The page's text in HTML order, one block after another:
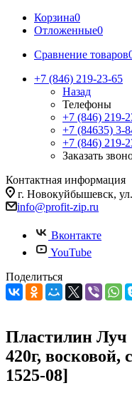
Корзина0
Отложенные0
Сравнение товаров
+7 (846) 219-23-65
Назад
Телефоны
+7 (846) 219-
+7 (84635) 3-
+7 (846) 219-
Заказать
Контактная информация
г. Новокуйбышевск,
info@profit-zip.ru
Вконтакте
YouTube
Поделиться
Пластилин Луч
420г, восковой,
1525-08]